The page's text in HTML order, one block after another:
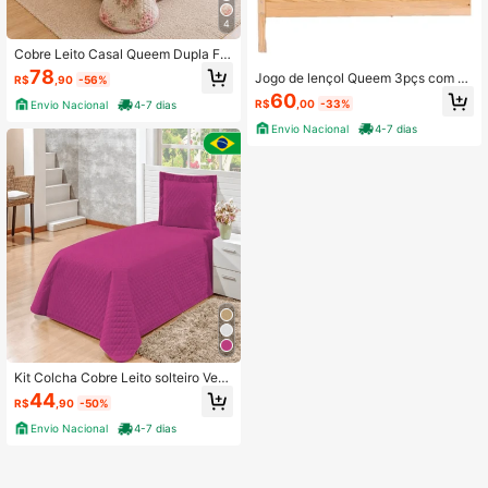
4
Cobre Leito Casal Queem Dupla Fa
ce Matelado Ultrassônico Patchwor
k Floral Cores Lindas
R$78 ,90 -56%
Envio Nacional
4-7 dias
Kit Colcha Cobre Leito solteiro Ven
eza Matelado 2 pçs - Lindo Cores
R$44 ,90 -50%
Envio Nacional
4-7 dias
Jogo de lençol Queem 3pçs com el
ástico em toda volta Percal 400 FI
OS 100% algodão Luxo - Várias cor
es
R$60 ,00 -33%
Envio Nacional
4-7 dias